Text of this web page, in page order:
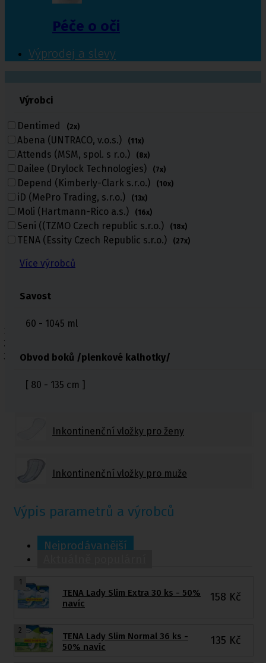
Péče o oči
Výprodej a slevy
Výrobci
Dentimed (2x)
Abena (UNTRACO, v.o.s.) (11x)
Attends (MSM, spol. s r.o.) (8x)
Dailee (Drylock Technologies) (7x)
Depend (Kimberly-Clark s.r.o.) (10x)
iD (MePro Trading, s.r.o.) (13x)
Moli (Hartmann-Rico a.s.) (16x)
Seni ((TZMO Czech republic s.r.o.) (18x)
TENA (Essity Czech Republic s.r.o.) (27x)
Více výrobců
Savost
60 - 1045 ml
Obvod boků /plenkové kalhotky/
[ 80 - 135 cm ]
volejte
Úvod
Inkontinenční vložky
Inkontinenční vložky
Inkontinenční vložky pro ženy
Inkontinenční vložky pro muže
Výpis parametrů a výrobců
Nejprodávanější
1
TENA Lady Slim Extra 30 ks - 50%
navíc
158 Kč
2
TENA Lady Slim Normal 36 ks -
50% navíc
135 Kč